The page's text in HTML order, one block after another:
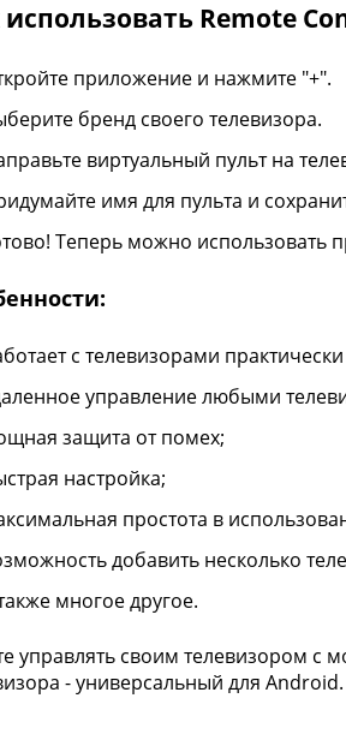
использовать Remote
приложение и нажмите "+".
бренд своего телевизора.
виртуальный пульт на
имя для пульта и
Теперь можно использовать
с телевизорами
управление любыми
защита от помех;
настройка;
простота в
добавить несколько
многое другое.
управлять своим телевизором с
- универсальный для Android.